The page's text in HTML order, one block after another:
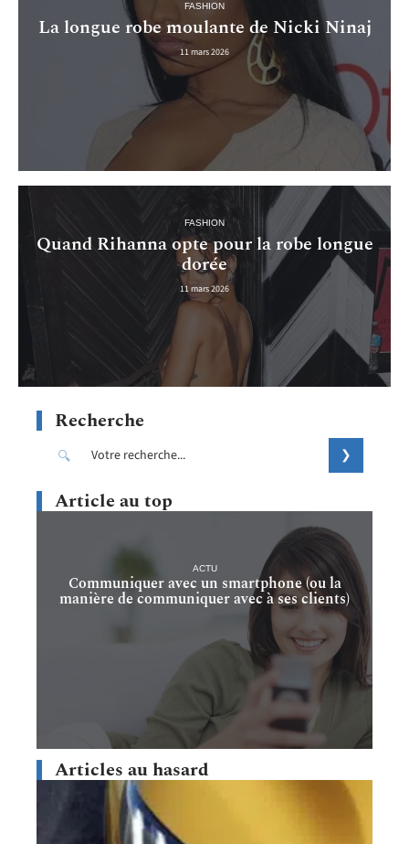
FASHION
La longue robe moulante de Nicki Ninaj
11 mars 2026
FASHION
Quand Rihanna opte pour la robe longue
dorée
11 mars 2026
Recherche
Article au top
ACTU
Communiquer avec un smartphone (ou la
manière de communiquer avec à ses clients)
Articles au hasard